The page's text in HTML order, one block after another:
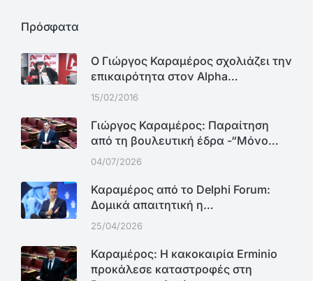
Πρόσφατα
Ο Γιώργος Καραμέρος σχολιάζει την
επικαιρότητα στον Alpha…
15/02/2016
Γιώργος Καραμέρος: Παραίτηση
από τη βουλευτική έδρα -“Μόνο…
04/07/2026
Καραμέρος από το Delphi Forum:
Δομικά απαιτητική η…
25/04/2026
Καραμέρος: Η κακοκαιρία Erminio
προκάλεσε καταστροφές στη